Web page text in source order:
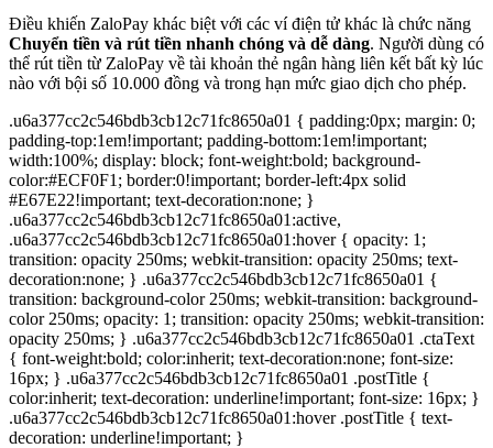
Điều khiến ZaloPay khác biệt với các ví điện tử khác là chức năng
Chuyển tiền và rút tiền nhanh chóng và dễ dàng. Người dùng có
thể rút tiền từ ZaloPay về tài khoản thẻ ngân hàng liên kết bất kỳ lúc
nào với bội số 10.000 đồng và trong hạn mức giao dịch cho phép.
.u6a377cc2c546bdb3cb12c71fc8650a01 { padding:0px; margin: 0;
padding-top:1em!important; padding-bottom:1em!important;
width:100%; display: block; font-weight:bold; background-
color:#ECF0F1; border:0!important; border-left:4px solid
#E67E22!important; text-decoration:none; }
.u6a377cc2c546bdb3cb12c71fc8650a01:active,
.u6a377cc2c546bdb3cb12c71fc8650a01:hover { opacity: 1;
transition: opacity 250ms; webkit-transition: opacity 250ms; text-
decoration:none; } .u6a377cc2c546bdb3cb12c71fc8650a01 {
transition: background-color 250ms; webkit-transition: background-
color 250ms; opacity: 1; transition: opacity 250ms; webkit-transition:
opacity 250ms; } .u6a377cc2c546bdb3cb12c71fc8650a01 .ctaText
{ font-weight:bold; color:inherit; text-decoration:none; font-size:
16px; } .u6a377cc2c546bdb3cb12c71fc8650a01 .postTitle {
color:inherit; text-decoration: underline!important; font-size: 16px; }
.u6a377cc2c546bdb3cb12c71fc8650a01:hover .postTitle { text-
decoration: underline!important; }